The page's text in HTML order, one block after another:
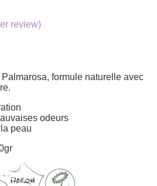
review)
formule naturelle avec
odeurs
peau